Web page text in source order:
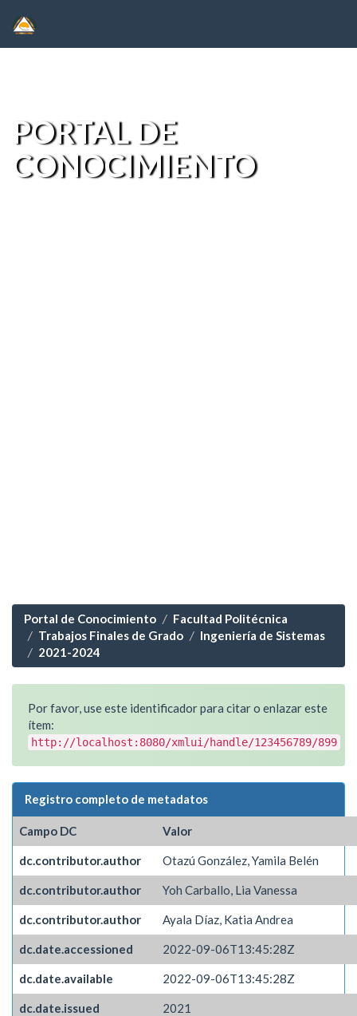
PORTAL DE
CONOCIMIENTO
Portal de Conocimiento
Facultad Politécnica
Trabajos Finales de Grado
Ingeniería de Sistemas
2021-2024
Por favor, use este identificador para citar o enlazar este
ítem:
http://localhost:8080/xmlui/handle/123456789/899
Registro completo de metadatos
Campo DC Valor
dc.contributor.author Otazú González, Yamila Belén
dc.contributor.author Yoh Carballo, Lia Vanessa
dc.contributor.author Ayala Díaz, Katia Andrea
dc.date.accessioned 2022-09-06T13:45:28Z
dc.date.available 2022-09-06T13:45:28Z
dc.date.issued 2021